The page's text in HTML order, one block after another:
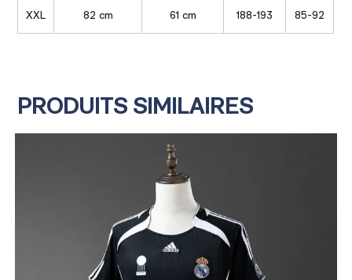
XXL 82 cm 61 cm 188-193 85-92
PRODUITS SIMILAIRES